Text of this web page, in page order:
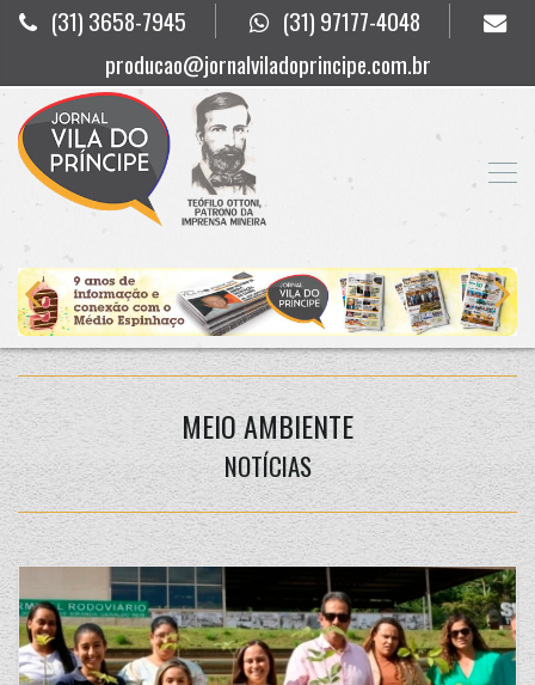
(31) 3658-7945
(31) 97177-4048
producao@jornalviladoprincipe.com.br
MEIO AMBIENTE
NOTÍCIAS